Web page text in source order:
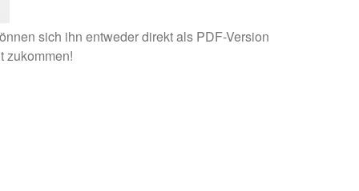
(12.04.21) | News | TecEnMa GmbH
sich ihn entweder direkt als PDF-Version
zukommen!